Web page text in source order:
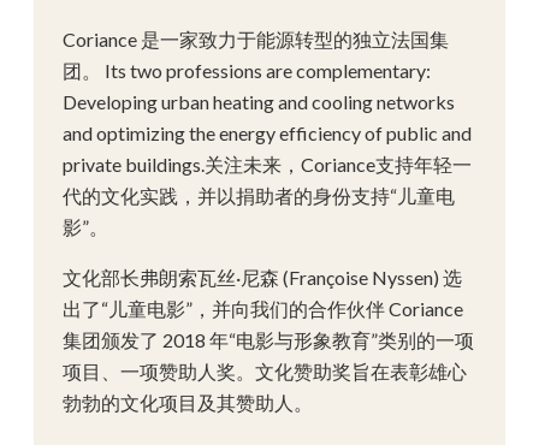
Coriance 是一家致力于能源转型的独立法国集
团。 Its two professions are complementary:
Developing urban heating and cooling networks
and optimizing the energy efficiency of public and
private buildings.关注未来，Coriance支持年轻一
代的文化实践，并以捐助者的身份支持“儿童电
影”。
文化部长弗朗索瓦丝·尼森 (Françoise Nyssen) 选
出了“儿童电影”，并向我们的合作伙伴 Coriance
集团颁发了 2018 年“电影与形象教育”类别的一项
项目、一项赞助人奖。文化赞助奖旨在表彰雄心
勃勃的文化项目及其赞助人。